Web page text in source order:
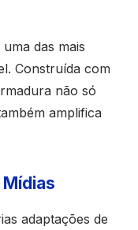
das mais
Construída com
não só
amplifica
adaptações de